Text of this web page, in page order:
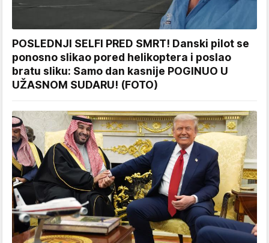
POSLEDNJI SELFI PRED SMRT! Danski pilot se
ponosno slikao pored helikoptera i poslao
bratu sliku: Samo dan kasnije POGINUO U
UŽASNOM SUDARU! (FOTO)